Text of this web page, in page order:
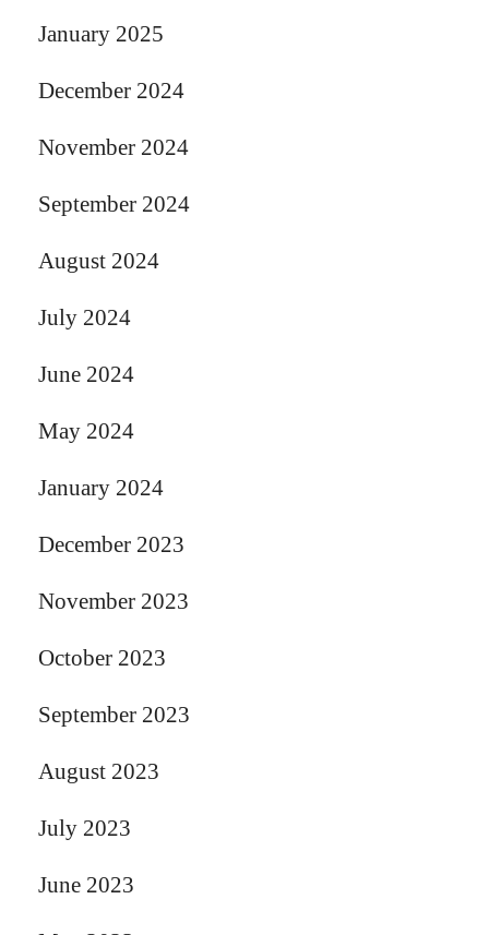
January 2025
December 2024
November 2024
September 2024
August 2024
July 2024
June 2024
May 2024
January 2024
December 2023
November 2023
October 2023
September 2023
August 2023
July 2023
June 2023